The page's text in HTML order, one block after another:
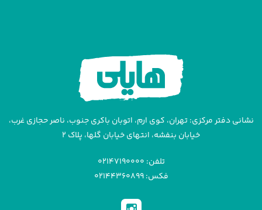
نشانی دفتر مرکزی: تهران، کوی ارم، اتوبان باکری جنوب، ناصر حجازی غرب،
خیابان بنفشه، انتهای خیابان گلها، پلاک ۲
تلفن: ۰۲۱۴۷۱۹۰۰۰۰
فکس: ۰۲۱۴۴۳۶۰۸۹۹